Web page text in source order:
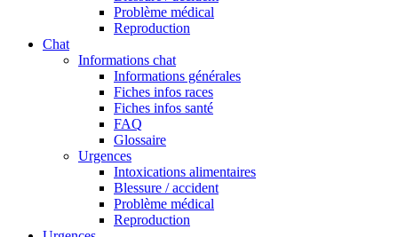
Problème médical
Reproduction
Chat
Informations chat
Informations générales
Fiches infos races
Fiches infos santé
FAQ
Glossaire
Urgences
Intoxications alimentaires
Blessure / accident
Problème médical
Reproduction